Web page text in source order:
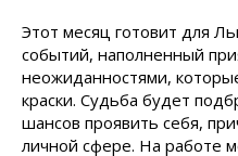
Этот месяц готовит для
событий, наполненный
неожиданностями,
краски. Судьба будет
шансов проявить себя,
личной сфере. На работе